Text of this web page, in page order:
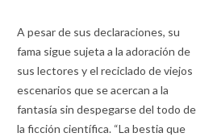
A pesar de sus declaraciones, su
fama sigue sujeta a la adoración de
sus lectores y el reciclado de viejos
escenarios que se acercan a la
fantasía sin despegarse del todo de
la ficción científica. “La bestia que